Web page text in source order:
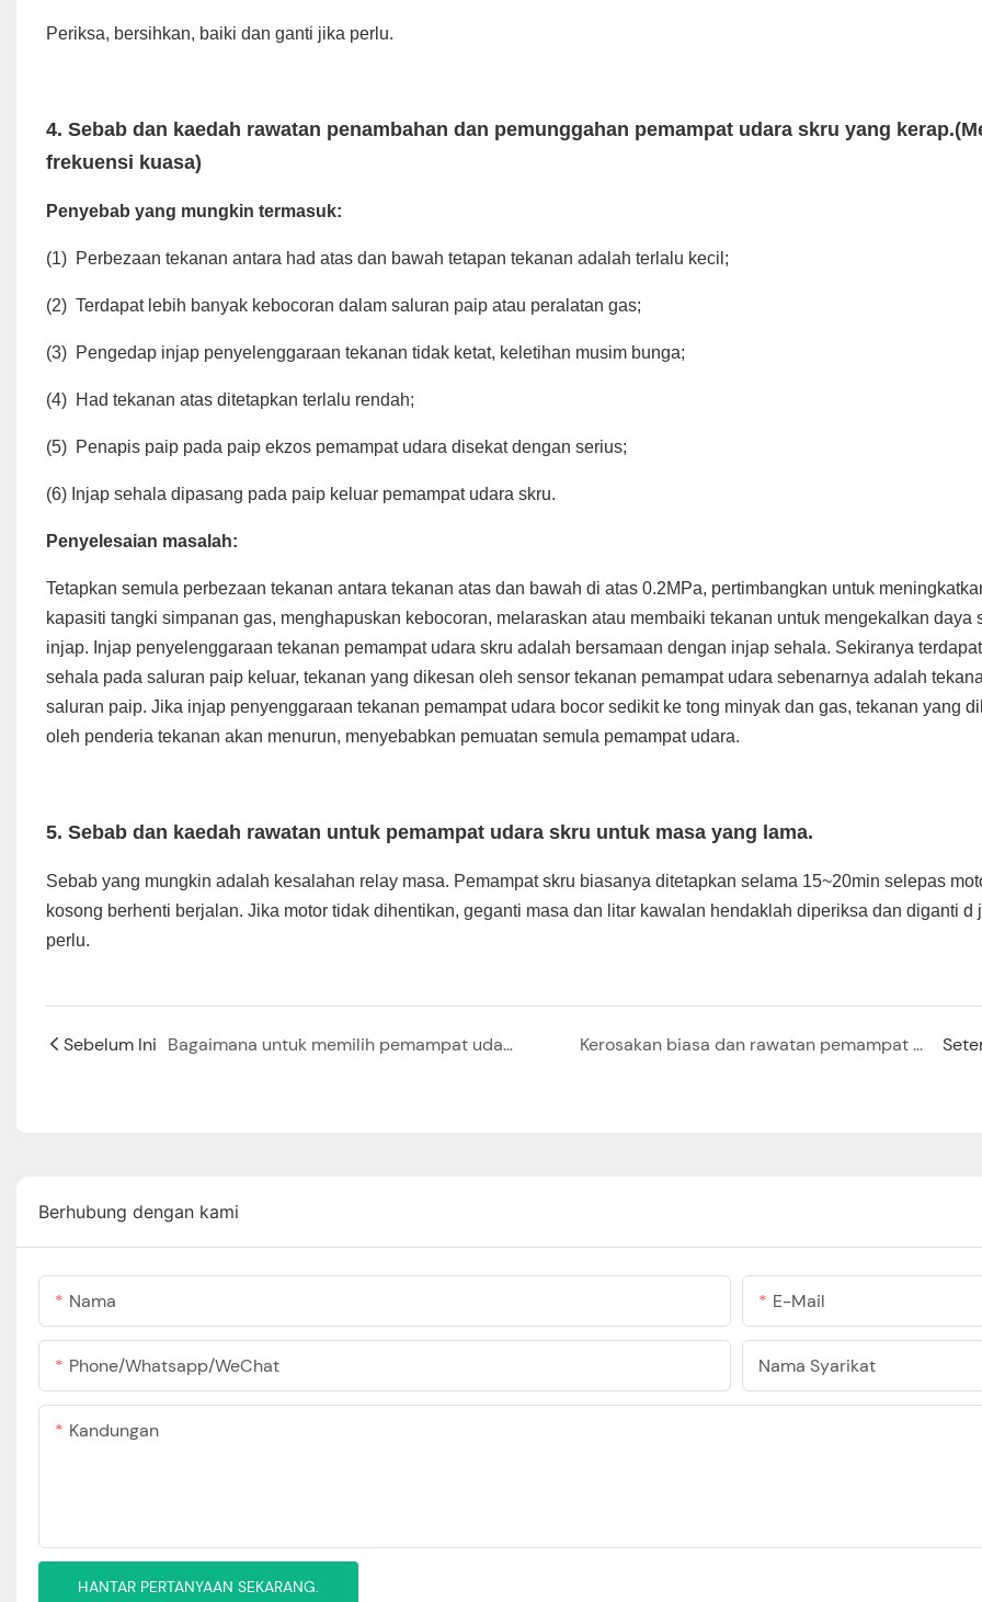
Periksa, bersihkan, baiki dan ganti jika perlu.
4. Sebab dan kaedah rawatan penambahan dan pemunggahan pemampat udara skru yang
frekuensi kuasa)
Penyebab yang mungkin termasuk:
(1) Perbezaan tekanan antara had atas dan bawah tetapan tekanan adalah terlalu kecil;
(2) Terdapat lebih banyak kebocoran dalam saluran paip atau peralatan gas;
(3) Pengedap injap penyelenggaraan tekanan tidak ketat, keletihan musim bunga;
(4) Had tekanan atas ditetapkan terlalu rendah;
(5) Penapis paip pada paip ekzos pemampat udara disekat dengan serius;
(6) Injap sehala dipasang pada paip keluar pemampat udara skru.
Penyelesaian masalah:
Tetapkan semula perbezaan tekanan antara tekanan atas dan bawah di atas 0.2MPa, pertimbangkan untuk
kapasiti tangki simpanan gas, menghapuskan kebocoran, melaraskan atau membaiki tekanan untuk mengekalkan daya
injap. Injap penyelenggaraan tekanan pemampat udara skru adalah bersamaan dengan injap sehala. Sekiranya
sehala pada saluran paip keluar, tekanan yang dikesan oleh sensor tekanan pemampat udara sebenarnya adalah
saluran paip. Jika injap penyenggaraan tekanan pemampat udara bocor sedikit ke tong minyak dan gas, tekanan yang
oleh penderia tekanan akan menurun, menyebabkan pemuatan semula pemampat udara.
5. Sebab dan kaedah rawatan untuk pemampat udara skru untuk masa yang lama.
Sebab yang mungkin adalah kesalahan relay masa. Pemampat skru biasanya ditetapkan selama 15~20min selepas
kosong berhenti berjalan. Jika motor tidak dihentikan, geganti masa dan litar kawalan hendaklah diperiksa dan diganti d
perlu.
Sebelum Ini Bagaimana untuk memilih pemampat udara Kerosakan biasa dan rawatan pemampat udara (Ⅱ)
Berhubung dengan kami
Nama E-Mail
Phone/Whatsapp/WeChat Nama Syarikat
Kandungan
HANTAR PERTANYAAN SEKARANG.